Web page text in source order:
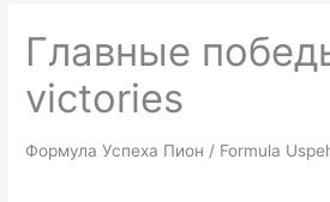
Главные
victories
Формула Успеха Пион / Formula